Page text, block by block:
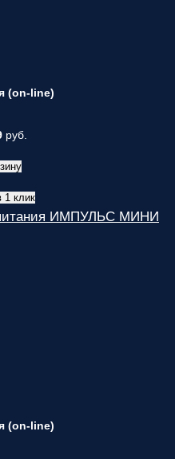
(on-line)
руб.
1 клик
питания ИМПУЛЬС МИНИ
(on-line)